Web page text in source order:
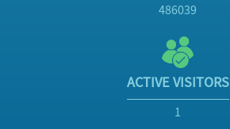
486039
ACTIVE VISITORS
1